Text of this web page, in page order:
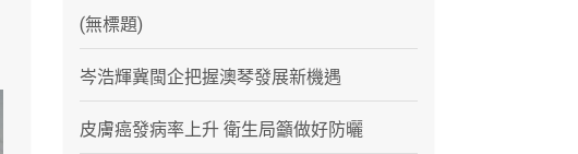
(無標題)
岑浩輝冀閩企把握澳琴發展新機遇
皮膚癌發病率上升 衛生局籲做好防曬